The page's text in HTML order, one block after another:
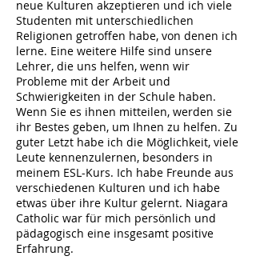
neue Kulturen akzeptieren und ich viele
Studenten mit unterschiedlichen
Religionen getroffen habe, von denen ich
lerne. Eine weitere Hilfe sind unsere
Lehrer, die uns helfen, wenn wir
Probleme mit der Arbeit und
Schwierigkeiten in der Schule haben.
Wenn Sie es ihnen mitteilen, werden sie
ihr Bestes geben, um Ihnen zu helfen. Zu
guter Letzt habe ich die Möglichkeit, viele
Leute kennenzulernen, besonders in
meinem ESL-Kurs. Ich habe Freunde aus
verschiedenen Kulturen und ich habe
etwas über ihre Kultur gelernt. Niagara
Catholic war für mich persönlich und
pädagogisch eine insgesamt positive
Erfahrung.